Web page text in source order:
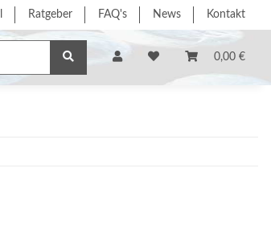
Ratgeber FAQ's News Kontakt
0,00 €
% Sonderangebote % Hersteller